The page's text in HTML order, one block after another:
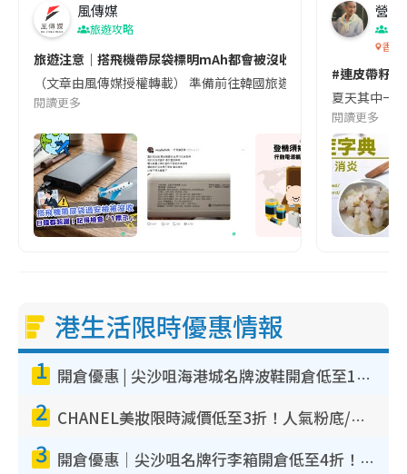
風傳媒
旅遊攻略
旅遊注意｜搭飛機帶尿袋標明mAh都會被沒收😱出發前切記檢查
（文章由風傳媒授權轉載） 準備前往韓國旅遊的民眾，近期要
閱讀更多
營養
香港
#連皮帶籽
夏天其中一
閱讀更多
港生活限時優惠情報
1 開倉優惠 | 尖沙咀海港城名牌波鞋開倉低至1折！On鞋$899起／Joy&Peace鞋履$98起
2 CHANEL美妝限時減價低至3折！人氣粉底/唇膏/精華液低至$275！COCO香水都有平
3 開倉優惠｜尖沙咀名牌行李箱開倉低至4折！一連5日 American Tourister/ace./Hallmark $200起！